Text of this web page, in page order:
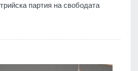
партия на свободата